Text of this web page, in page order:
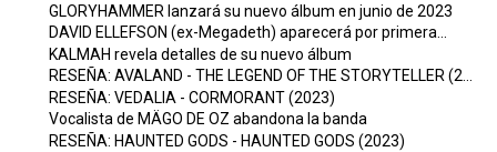
GLORYHAMMER lanzará su nuevo álbum en junio de 2023
DAVID ELLEFSON (ex-Megadeth) aparecerá por primera...
KALMAH revela detalles de su nuevo álbum
RESEÑA: AVALAND - THE LEGEND OF THE STORYTELLER (2...
RESEÑA: VEDALIA - CORMORANT (2023)
Vocalista de MÄGO DE OZ abandona la banda
RESEÑA: HAUNTED GODS - HAUNTED GODS (2023)